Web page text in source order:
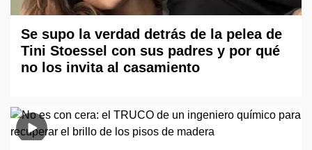
Se supo la verdad detrás de la pelea de
Tini Stoessel con sus padres y por qué
no los invita al casamiento